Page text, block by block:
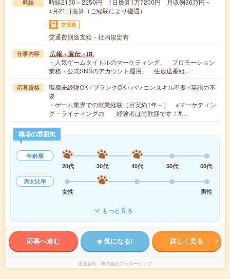
時給
※月21日換算（ご経験により優遇）
交通費
交通費別途支給・社内規定有
仕事内容 広報・宣伝・IR
・人気ゲームタイトルのマーケティング、 プロモーション
業務・公式SNSのアカウント運用、 生放送番組…
応募資格
職種未経験OK / ブランクOK / パソコンスキル不要 / 英語力不
要
・ゲーム業界での就業経験（目安約1年～） ※マーケティン
グ・ライティングの 経験者は尚歓迎です！#…
職場の雰囲気
年齢層
20代
30代 40代 50代
60代
男女比率
女性
男性
もっと見る
応募へ進む 気になる! 詳しく見る
派遣会社 株式会社フェローシップ